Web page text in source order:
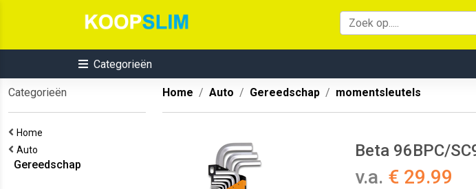
Categorieën
Categorieën
Home
Auto
Gereedschap
Home Auto Gereedschap momentsleutels
Beta 96BPC/
v.a. € 29.99